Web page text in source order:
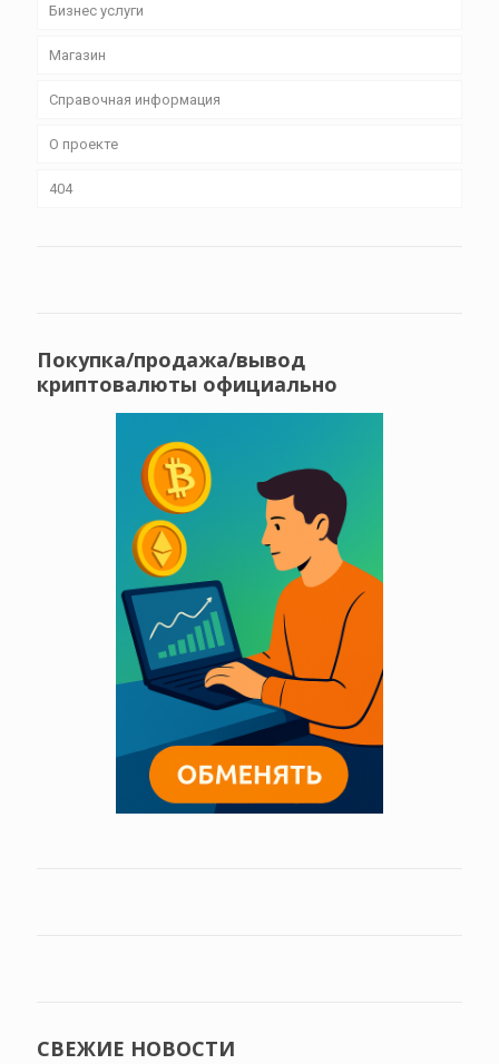
Бизнес уcлуги
Магазин
Справочная информация
О проекте
404
Покупка/продажа/вывод
криптовалюты официально
СВЕЖИЕ НОВОСТИ